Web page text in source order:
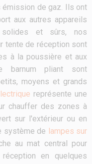
émission de gaz. Ils ont
aux autres appareils
solides et sûrs, nos
tente de réception sont
à la poussière et aux
barnum pliant sont
moyens et grands
représente une
chauffer des zones à
sur l'extérieur ou en
système de lampes sur
au mat central pour
en quelques